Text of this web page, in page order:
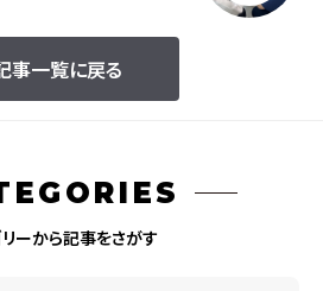
事一覧に戻る
ーから記事をさがす